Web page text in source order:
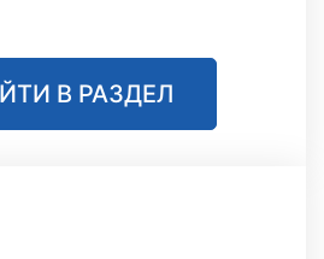
В РАЗДЕЛ